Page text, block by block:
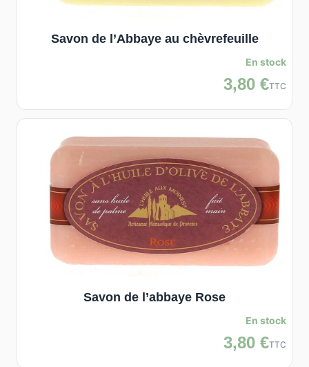
Savon de l’Abbaye au chèvrefeuille
En stock
3,80 €TTC
Savon de l’abbaye Rose
En stock
3,80 €TTC